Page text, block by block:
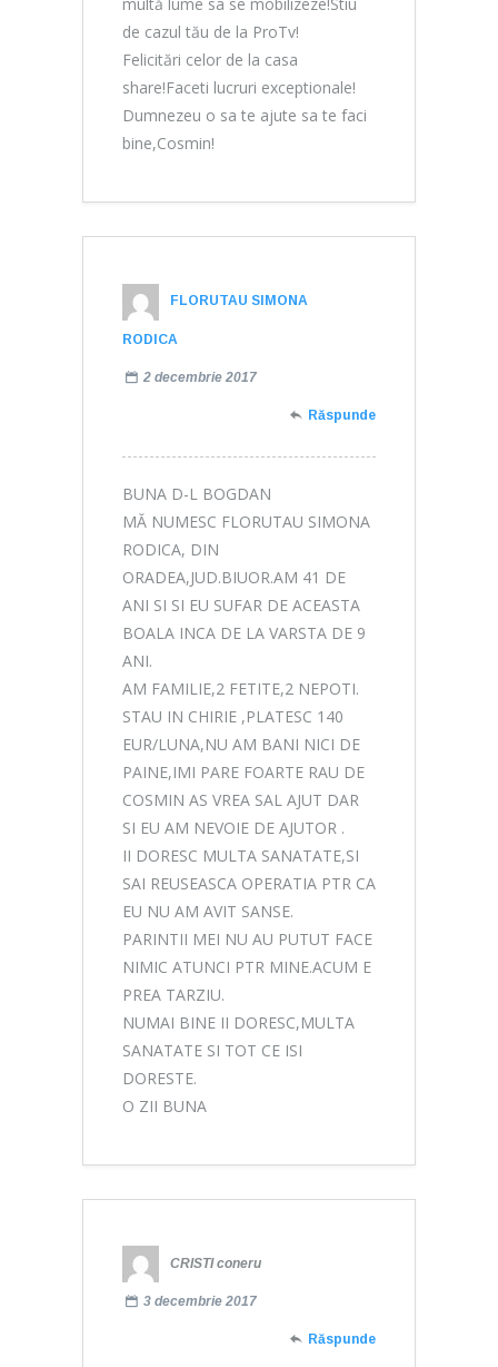
multă lume sa se mobilizeze!Stiu
de cazul tău de la ProTv!
Felicitări celor de la casa
share!Faceti lucruri exceptionale!
Dumnezeu o sa te ajute sa te faci
bine,Cosmin!
FLORUTAU SIMONA
RODICA
2 decembrie 2017
Răspunde
BUNA D-L BOGDAN
MĂ NUMESC FLORUTAU SIMONA
RODICA, DIN
ORADEA,JUD.BIUOR.AM 41 DE
ANI SI SI EU SUFAR DE ACEASTA
BOALA INCA DE LA VARSTA DE 9
ANI.
AM FAMILIE,2 FETITE,2 NEPOTI.
STAU IN CHIRIE ,PLATESC 140
EUR/LUNA,NU AM BANI NICI DE
PAINE,IMI PARE FOARTE RAU DE
COSMIN AS VREA SAL AJUT DAR
SI EU AM NEVOIE DE AJUTOR .
II DORESC MULTA SANATATE,SI
SAI REUSEASCA OPERATIA PTR CA
EU NU AM AVIT SANSE.
PARINTII MEI NU AU PUTUT FACE
NIMIC ATUNCI PTR MINE.ACUM E
PREA TARZIU.
NUMAI BINE II DORESC,MULTA
SANATATE SI TOT CE ISI
DORESTE.
O ZII BUNA
CRISTI coneru
3 decembrie 2017
Răspunde